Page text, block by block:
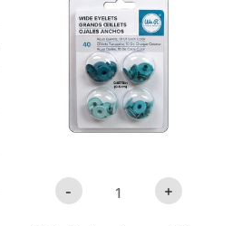
-
Aqua
-
We
R
cantidad
+